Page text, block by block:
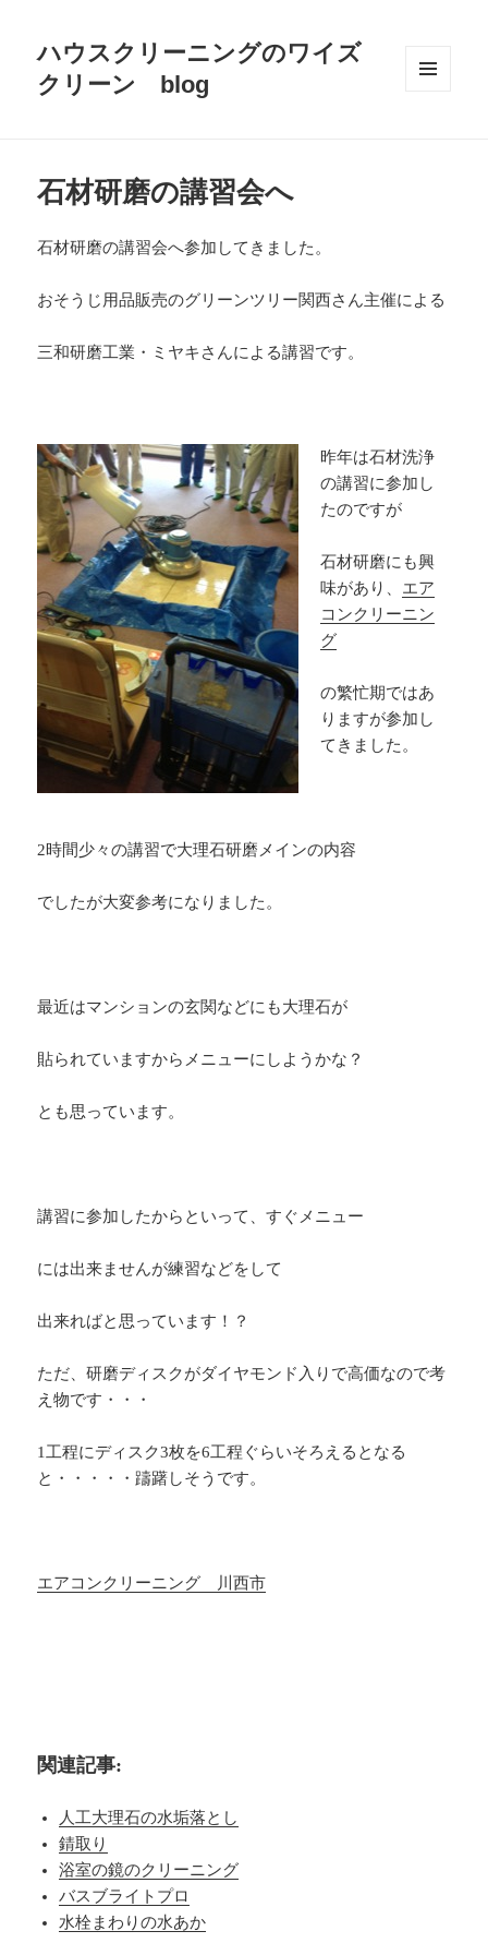
ハウスクリーニングのワイズ
クリーン blog
石材研磨の講習会へ
石材研磨の講習会へ参加してきました。
おそうじ用品販売のグリーンツリー関西さん主催による
三和研磨工業・ミヤキさんによる講習です。
昨年は石材洗浄
の講習に参加し
たのですが
石材研磨にも興
味があり、 エア
コンクリーニン
グ
の繁忙期ではあ
りますが参加し
てきました。
2時間少々の講習で大理石研磨メインの内容
でしたが大変参考になりました。
最近はマンションの玄関などにも大理石が
貼られていますからメニューにしようかな？
とも思っています。
講習に参加したからといって、すぐメニュー
には出来ませんが練習などをして
出来ればと思っています！？
ただ、研磨ディスクがダイヤモンド入りで高価なので考
え物です・・・
1工程にディスク3枚を6工程ぐらいそろえるとなる
と・・・・・躊躇しそうです。
エアコンクリーニング 川西市
関連記事:
人工大理石の水垢落とし
錆取り
浴室の鏡のクリーニング
バスブライトプロ
水栓まわりの水あか